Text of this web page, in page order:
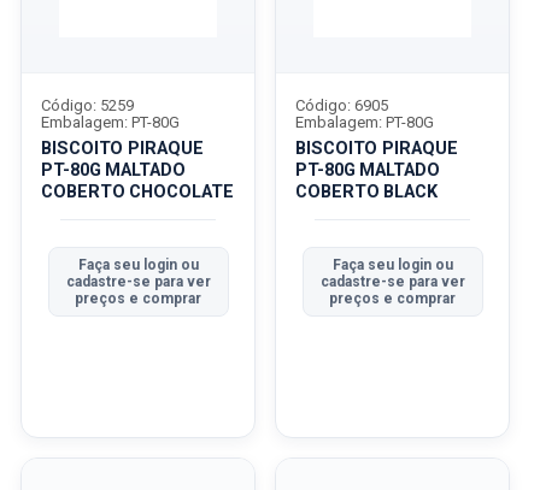
BISCOITO PIRAQUE
PT-80G MALTADO
COBERTO CHOCOLATE
Código: 5259
Embalagem: PT-80G
Faça seu login ou
cadastre-se para ver
preços e comprar
BISCOITO PIRAQUE
PT-80G MALTADO
COBERTO BLACK
Código: 6905
Embalagem: PT-80G
Faça seu login ou
cadastre-se para ver
preços e comprar